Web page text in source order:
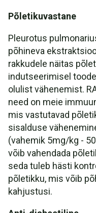
Põletikuvastane
Pleurotus
põhineva
rakkudele näitas
indutseerimisel
olulist vähenemist.
need on meie
mis vastutavad
sisalduse
(vahemik 5mg/kg -
võib vahendada
seda tuleb hästi
põletikku, mis võib
kahjustusi.